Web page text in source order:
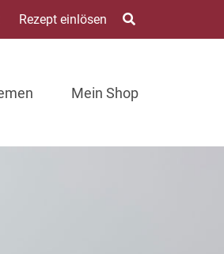
Rezept einlösen
Mein Shop